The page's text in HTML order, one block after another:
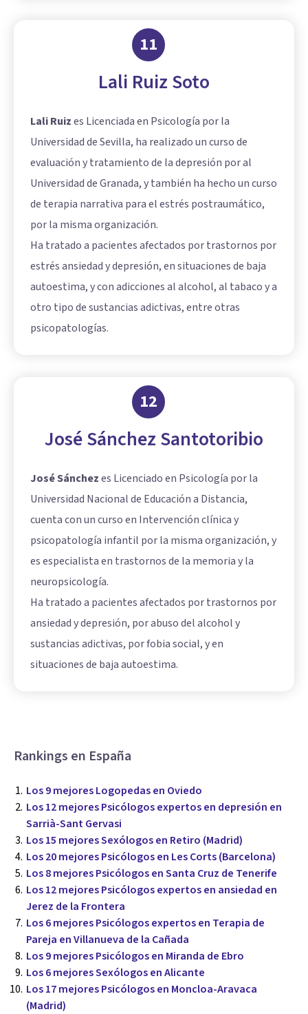
11
Lali Ruiz Soto
Lali Ruizes Licenciada en Psicología por la
Universidad de Sevilla, ha realizado un curso de
evaluación y tratamiento de la depresión por al
Universidad de Granada, y también ha hecho un curso
de terapia narrativa para el estrés postraumático,
por la misma organización.
Ha tratado a pacientes afectados por trastornos por
estrés ansiedad y depresión, en situaciones de baja
autoestima, y con adicciones al alcohol, al tabaco y a
otro tipo de sustancias adictivas, entre otras
psicopatologías.
12
José Sánchez Santotoribio
José Sánchezes Licenciado en Psicología por la
Universidad Nacional de Educación a Distancia,
cuenta con un curso en Intervención clínica y
psicopatología infantil por la misma organización, y
es especialista en trastornos de la memoria y la
neuropsicología.
Ha tratado a pacientes afectados por trastornos por
ansiedad y depresión, por abuso del alcohol y
sustancias adictivas, por fobia social, y en
situaciones de baja autoestima.
Rankings en España
Los 9 mejores Logopedas en Oviedo
Los 12 mejores Psicólogos expertos en depresión en
Sarrià-Sant Gervasi
Los 15 mejores Sexólogos en Retiro (Madrid)
Los 20 mejores Psicólogos en Les Corts (Barcelona)
Los 8 mejores Psicólogos en Santa Cruz de Tenerife
Los 12 mejores Psicólogos expertos en ansiedad en
Jerez de la Frontera
Los 6 mejores Psicólogos expertos en Terapia de
Pareja en Villanueva de la Cañada
Los 9 mejores Psicólogos en Miranda de Ebro
Los 6 mejores Sexólogos en Alicante
Los 17 mejores Psicólogos en Moncloa-Aravaca
(Madrid)